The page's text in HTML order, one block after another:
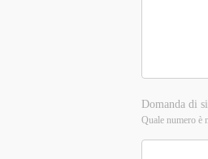
Domanda di
Quale numero è